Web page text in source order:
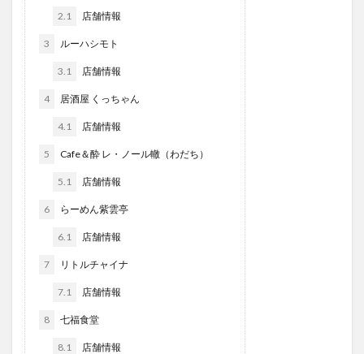
2.1 店舗情報
3 ルーハシモト
3.1 店舗情報
4 居酒屋 くっちゃん
4.1 店舗情報
5 Cafe＆酔 レ・ノール轍（わだち）
5.1 店舗情報
6 らーめん紫雲亭
6.1 店舗情報
7 リトルチャイナ
7.1 店舗情報
8 七福食堂
8.1 店舗情報